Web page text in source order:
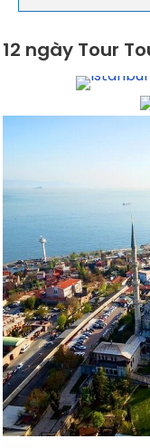
12 ngày Tour